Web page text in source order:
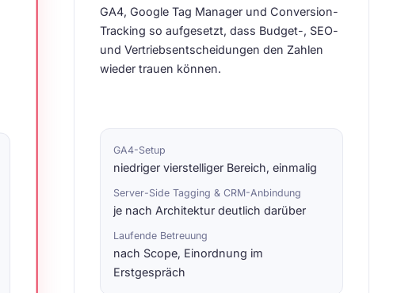
GA4, Google Tag Manager und Conversion-
Tracking so aufgesetzt, dass Budget-, SEO-
und Vertriebsentscheidungen den Zahlen
wieder trauen können.
GA4-Setup
niedriger vierstelliger Bereich, einmalig
Server-Side Tagging & CRM-Anbindung
je nach Architektur deutlich darüber
Laufende Betreuung
nach Scope, Einordnung im
Erstgespräch